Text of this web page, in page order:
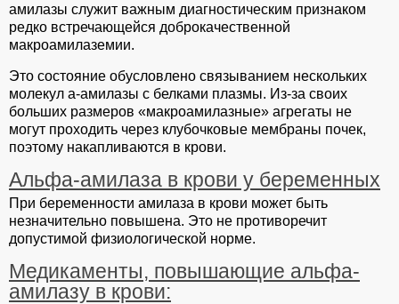
амилазы служит важным диагностическим признаком
редко встречающейся доброкачественной
макроамилаземии.
Это состояние обусловлено связыванием нескольких
молекул а-амилазы с белками плазмы. Из-за своих
больших размеров «макроамилазные» агрегаты не
могут проходить через клубочковые мембраны почек,
поэтому накапливаются в крови.
Альфа-амилаза в крови у беременных
При беременности амилаза в крови может быть
незначительно повышена. Это не противоречит
допустимой физиологической норме.
Медикаменты, повышающие альфа-
амилазу в крови: